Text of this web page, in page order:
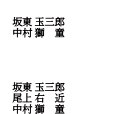
坂東 玉三郎
中村獅 童
坂東 玉三郎
尾上右 近
中村獅 童